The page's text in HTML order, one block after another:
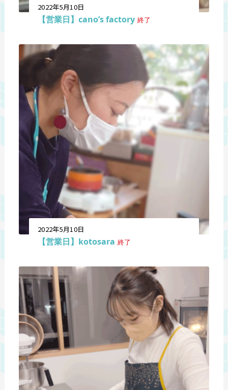
2022年5月10日
【営業日】cano’s factory 終了
2022年5月10日
【営業日】kotosara 終了